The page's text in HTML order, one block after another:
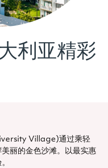
利亚精彩
Village)通过乘轻
丽的金色沙滩。以最实惠